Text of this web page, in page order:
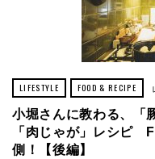
LIFESTYLE FOOD & RECIPE
小堀さんに教わる、「
「肉じゃが」レシピ
側！【後編】